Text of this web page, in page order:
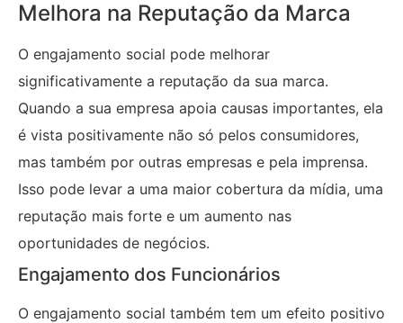
Melhora na Reputação da Marca
O engajamento social pode melhorar
significativamente a reputação da sua marca.
Quando a sua empresa apoia causas importantes, ela
é vista positivamente não só pelos consumidores,
mas também por outras empresas e pela imprensa.
Isso pode levar a uma maior cobertura da mídia, uma
reputação mais forte e um aumento nas
oportunidades de negócios.
Engajamento dos Funcionários
O engajamento social também tem um efeito positivo